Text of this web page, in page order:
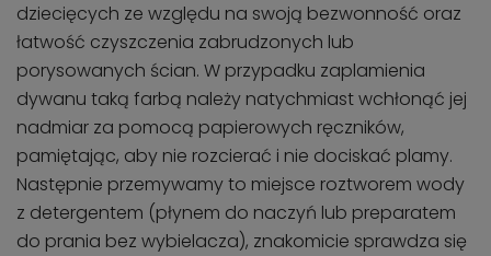
dziecięcych ze względu na swoją bezwonność oraz
łatwość czyszczenia zabrudzonych lub
porysowanych ścian. W przypadku zaplamienia
dywanu taką farbą należy natychmiast wchłonąć jej
nadmiar za pomocą papierowych ręczników,
pamiętając, aby nie rozcierać i nie dociskać plamy.
Następnie przemywamy to miejsce roztworem wody
z detergentem (płynem do naczyń lub preparatem
do prania bez wybielacza), znakomicie sprawdza się